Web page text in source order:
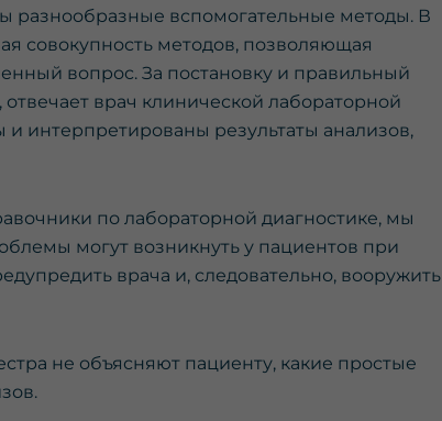
разнообразные вспомогательные методы. В
совокупность методов, позволяющая
вопрос. За постановку и правильный
врач клинической лабораторной
и интерпретированы результаты анализов,
по лабораторной диагностике, мы
могут возникнуть у пациентов при
врача и, следовательно, вооружить
не объясняют пациенту, какие простые